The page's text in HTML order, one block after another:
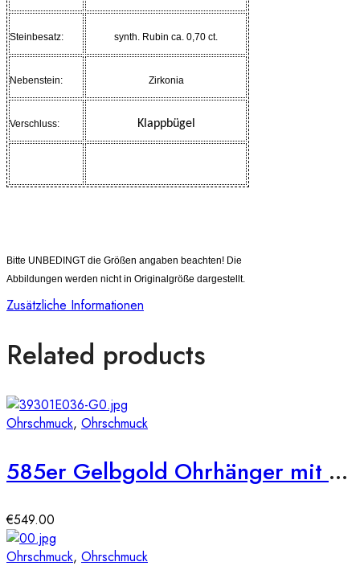
Steinbesatz: synth. Rubin ca. 0,70 ct.
Nebenstein: Zirkonia
Verschluss: Klappbügel
Bitte UNBEDINGT die Größen angaben beachten! Die
Abbildungen werden nicht in Originalgröße dargestellt.
Zusätzliche Informationen
Related products
Ohrschmuck, Ohrschmuck
585er Gelbgold Ohrhänger mit synth. Smaragd und Zirkonia
€549.00
Ohrschmuck, Ohrschmuck